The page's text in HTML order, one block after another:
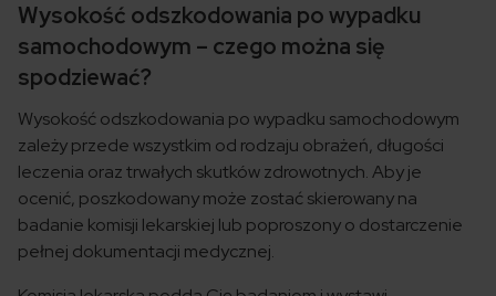
Wysokość odszkodowania po wypadku
samochodowym – czego można się
spodziewać?
Wysokość odszkodowania po wypadku samochodowym
zależy przede wszystkim od rodzaju obrażeń, długości
leczenia oraz trwałych skutków zdrowotnych. Aby je
ocenić, poszkodowany może zostać skierowany na
badanie komisji lekarskiej lub poproszony o dostarczenie
pełnej dokumentacji medycznej.